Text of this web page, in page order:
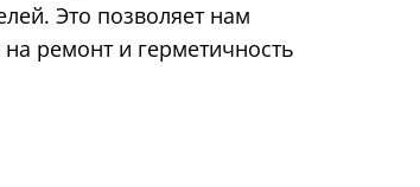
Это позволяет нам
ремонт и герметичность